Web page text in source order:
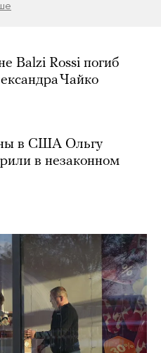
Balzi Rossi погиб
Чайко
в США Ольгу
в незаконном